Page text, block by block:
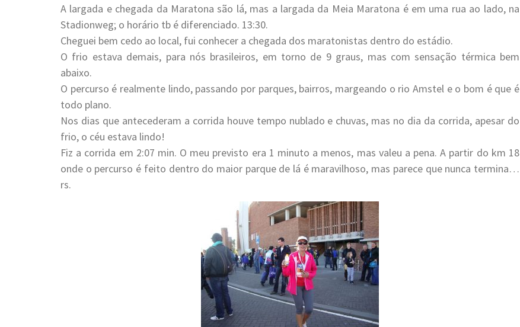
A largada e chegada da Maratona são lá, mas a largada da Meia Maratona é em uma rua ao lado, na
Stadionweg; o horário tb é diferenciado. 13:30.
Cheguei bem cedo ao local, fui conhecer a chegada dos maratonistas dentro do estádio.
O frio estava demais, para nós brasileiros, em torno de 9 graus, mas com sensação térmica bem
abaixo.
O percurso é realmente lindo, passando por parques, bairros, margeando o rio Amstel e o bom é que é
todo plano.
Nos dias que antecederam a corrida houve tempo nublado e chuvas, mas no dia da corrida, apesar do
frio, o céu estava lindo!
Fiz a corrida em 2:07 min. O meu previsto era 1 minuto a menos, mas valeu a pena. A partir do km 18
onde o percurso é feito dentro do maior parque de lá é maravilhoso, mas parece que nunca termina…
rs.